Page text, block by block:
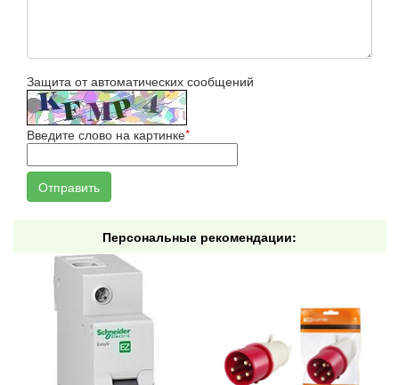
Защита от автоматических сообщений
Введите слово на картинке*
Персональные рекомендации: